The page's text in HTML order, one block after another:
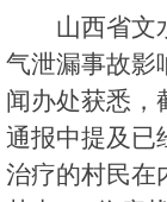
山西省文
气泄漏事故影
闻办处获悉，
通报中提及已
治疗的村民在